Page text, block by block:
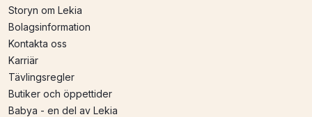
Storyn om Lekia
Bolagsinformation
Kontakta oss
Karriär
Tävlingsregler
Butiker och öppettider
Babya - en del av Lekia